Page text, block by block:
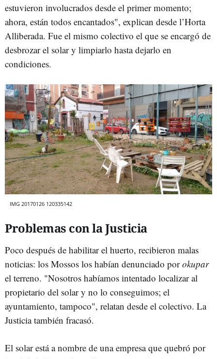
estuvieron involucrados desde el primer momento;
ahora, están todos encantados", explican desde l’Horta
Alliberada. Fue el mismo colectivo el que se encargó de
desbrozar el solar y limpiarlo hasta dejarlo en
condiciones.
IMG 20170126 120335142
Problemas con la Justicia
Poco después de habilitar el huerto, recibieron malas
noticias: los Mossos los habían denunciado porokupar
el terreno. "Nosotros habíamos intentado localizar al
propietario del solar y no lo conseguimos; el
ayuntamiento, tampoco", relatan desde el colectivo. La
Justicia también fracasó.
El solar está a nombre de una empresa que quebró por